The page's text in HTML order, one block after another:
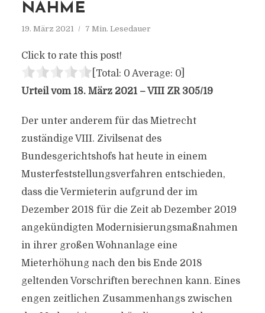
AHME
19. März 2021 7 Min. Lesedauer
Click to rate this post!
[Total: 0 Average: 0]
Urteil vom 18. März 2021 – VIII ZR 305/19
Der unter anderem für das Mietrecht
zuständige VIII. Zivilsenat des
Bundesgerichtshofs hat heute in einem
Musterfeststellungsverfahren entschieden,
dass die Vermieterin aufgrund der im
Dezember 2018 für die Zeit ab Dezember 2019
angekündigten Modernisierungsmaßnahmen
in ihrer großen Wohnanlage eine
Mieterhöhung nach den bis Ende 2018
geltenden Vorschriften berechnen kann. Eines
engen zeitlichen Zusammenhangs zwischen